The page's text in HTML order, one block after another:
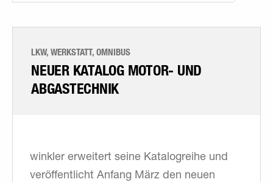
LKW, WERKSTATT, OMNIBUS
NEUER KATALOG MOTOR- UND
ABGASTECHNIK
winkler erweitert seine Katalogreihe und
veröffentlicht Anfang März den neuen